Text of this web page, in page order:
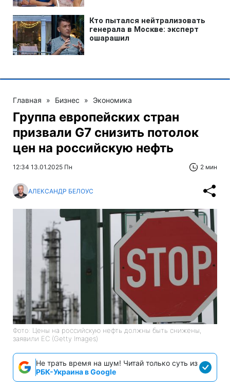
Главная » Бизнес » Экономика
Группа европейских стран
призвали G7 снизить потолок
цен на российскую нефть
12:34 13.01.2025 Пн 2 мин
АЛЕКСАНДР БЕЛОУС
Фото: Цены на российскую нефть должны быть снижены,
заявили ЕС (Getty Images)
Не трать время на шум! Читай только суть из
РБК-Украина в Google